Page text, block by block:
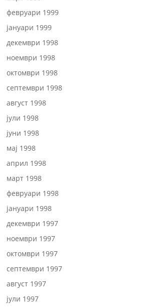
февруари 1999
јануари 1999
декември 1998
ноември 1998
октомври 1998
септември 1998
август 1998
јули 1998
јуни 1998
мај 1998
април 1998
март 1998
февруари 1998
јануари 1998
декември 1997
ноември 1997
октомври 1997
септември 1997
август 1997
јули 1997